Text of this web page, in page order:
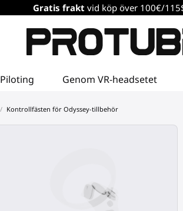
Gratis frakt vid köp över 100€/
Piloting Genom VR-headsetet
Kontrollfästen för Odyssey-tillbehör